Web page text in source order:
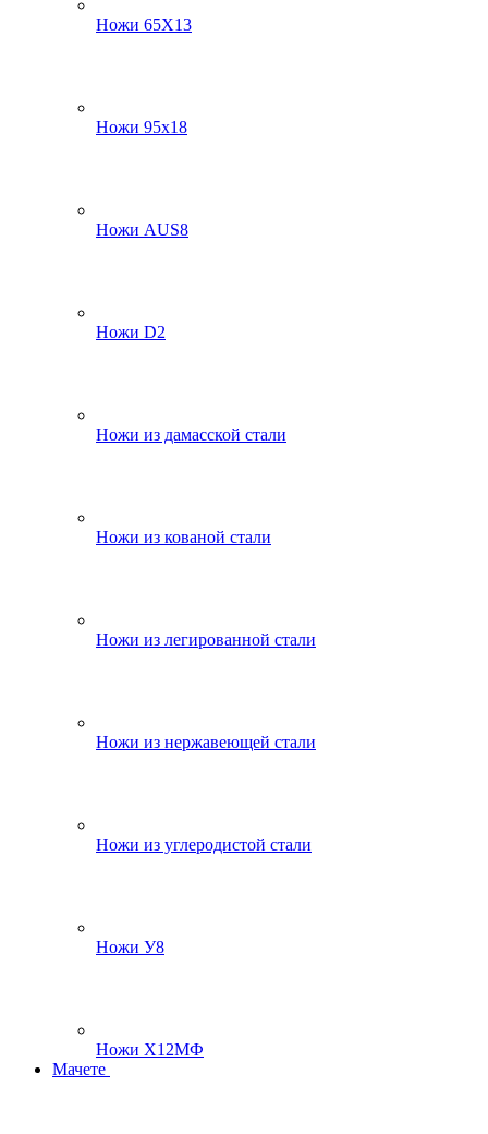
Ножи 65Х13
Ножи 95х18
Ножи AUS8
Ножи D2
Ножи из дамасской стали
Ножи из кованой стали
Ножи из легированной стали
Ножи из нержавеющей стали
Ножи из углеродистой стали
Ножи У8
Ножи Х12МФ
Мачете